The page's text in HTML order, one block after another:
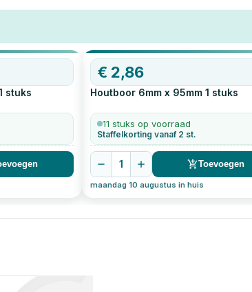
stuks
€ 2,86
Houtboor 6mm x 95mm 1 stuks
11 stuks op voorraad
Staffelkorting vanaf 2 st.
1 Toevoegen
maandag 10 augustus in huis